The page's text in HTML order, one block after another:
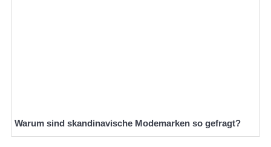
Warum sind skandinavische Modemarken so gefragt?